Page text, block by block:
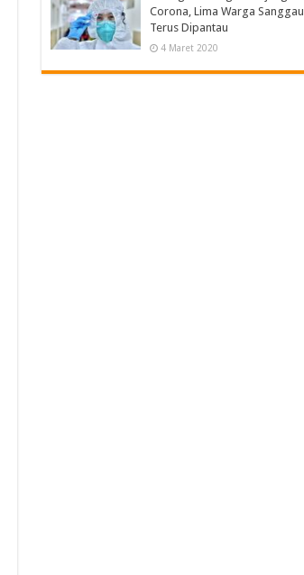
Corona, Lima Warga Sanggau
Terus Dipantau
4 Maret 2020